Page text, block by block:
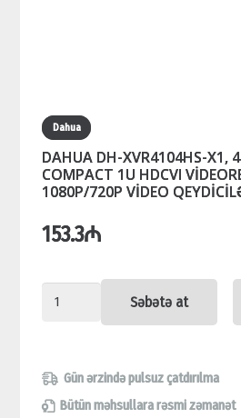
Dahua
DAHUA DH-XVR4104HS-X1,
COMPACT 1U HDCVI
1080P/720P VİDEO
153.3₼
DAHUA
X1,
4
Səbətə at
Gün ərzində pulsuz çatdırılma
Bütün məhsullara rəsmi zəmanət